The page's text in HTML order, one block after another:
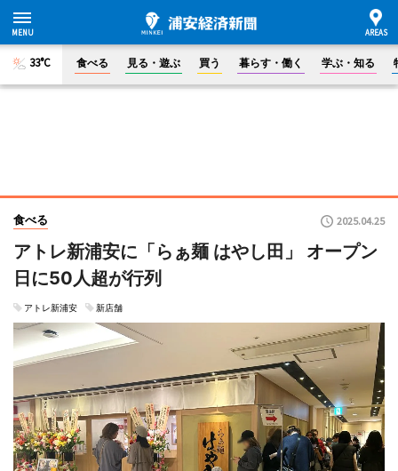
33°C 食べる 見る・遊ぶ 買う 暮らす・働く 学ぶ・知る
食べる 2025.04.25
アトレ新浦安に「らぁ麺 はやし田」 オープン
日に50人超が行列
アトレ新浦安 新店舗